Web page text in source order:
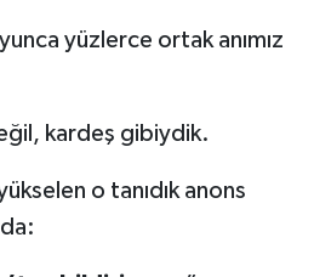
yüzlerce ortak anımız
kardeş gibiydik.
o tanıdık anons